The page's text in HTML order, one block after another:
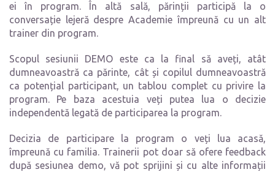
ei în program. În altă sală, părinții participă la o
conversație lejeră despre Academie împreună cu un alt
trainer din program.
Scopul sesiunii DEMO este ca la final să aveți, atât
dumneavoastră ca părinte, cât și copilul dumneavoastră
ca potențial participant, un tablou complet cu privire la
program. Pe baza acestuia veți putea lua o decizie
independentă legată de participarea la program.
Decizia de participare la program o veți lua acasă,
împreună cu familia. Trainerii pot doar să ofere feedback
după sesiunea demo, vă pot sprijini și cu alte informații